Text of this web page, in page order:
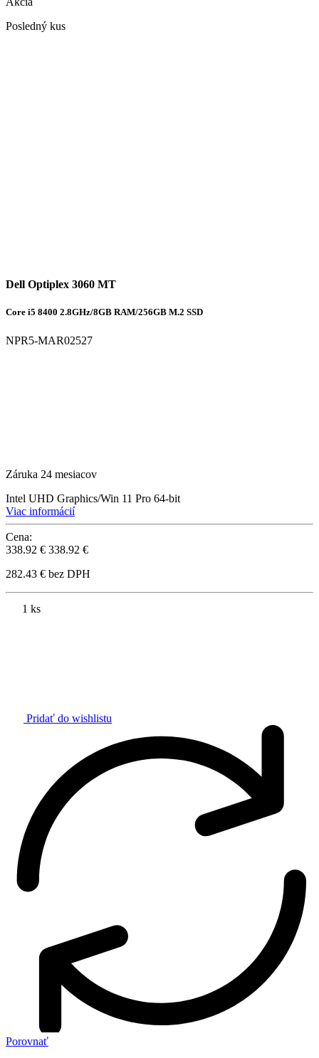
Posledný kus
Dell Optiplex 3060 MT
Core i5 8400 2.8GHz/8GB RAM/256GB M.2 SSD
NPR5-MAR02527
Záruka 24 mesiacov
Intel UHD Graphics/Win 11 Pro 64-bit
Viac informácií
Cena:
338.92 € 338.92 €
282.43 € bez DPH
1 ks
Pridať do wishlistu
Porovnať